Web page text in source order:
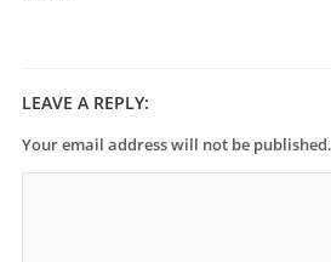
LEAVE A REPLY:
Your email address will not be published.